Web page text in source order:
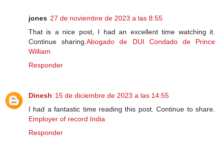
jones 27 de noviembre de 2023 a las 8:55
That is a nice post, I had an excellent time watching it.
Continue sharing.Abogado de DUI Condado de Prince
William
Responder
Dinesh 15 de diciembre de 2023 a las 14:55
I had a fantastic time reading this post. Continue to share.
Employer of record India
Responder